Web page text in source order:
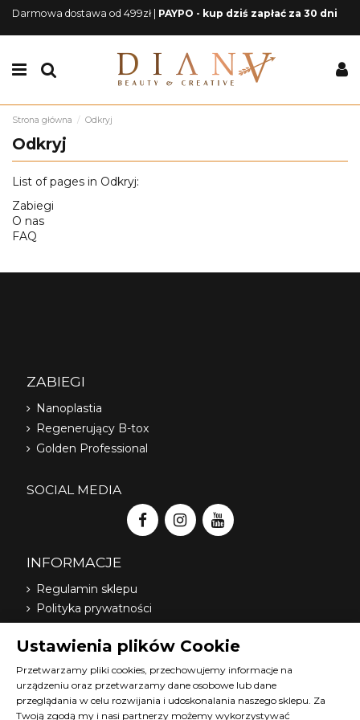
Darmowa dostawa od 499zł | PAYPO - kup dziś zapłać za 30 dni
Strona główna Odkryj
Odkryj
List of pages in Odkryj:
Zabiegi
O nas
FAQ
ZABIEGI
Nanoplastia
Regenerujący B-tox
Golden Professional
SOCIAL MEDIA
INFORMACJE
Regulamin sklepu
Polityka prywatności
Nasi dystrybutorzy
O nas
FAQ
Terminy szkoleń Diana
Ustawienia plików Cookie
Przetwarzamy pliki cookies, przechowujemy informacje na
urządzeniu oraz przetwarzamy dane osobowe lub dane
przeglądania w celu rozwijania i udoskonalania naszego sklepu. Za
Twoją zgodą my i nasi partnerzy możemy wykorzystywać